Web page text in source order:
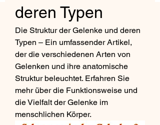
deren Typen
Die Struktur der Gelenke und deren
Typen – Ein umfassender Artikel,
der die verschiedenen Arten von
Gelenken und ihre anatomische
Struktur beleuchtet. Erfahren Sie
mehr über die Funktionsweise und
die Vielfalt der Gelenke im
menschlichen Körper.